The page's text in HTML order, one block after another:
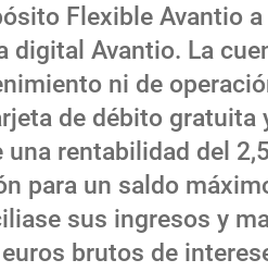
Flexible Avantio
digital Avantio. La
ni de
de débito gratuita
una rentabilidad del
para un saldo
sus ingresos y
brutos de